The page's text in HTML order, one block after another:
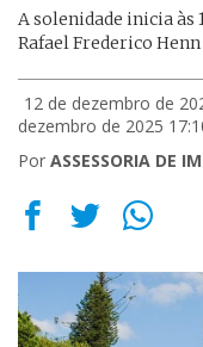
A solenidade inicia às
Rafael Frederico Henn
12 de dezembro de
dezembro de 2025
Por ASSESSORIA DE